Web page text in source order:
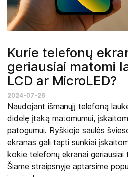
Kurie telefonų
geriausiai matomi
LCD ar MicroLED?
2024-07-26
Naudojant išmanųjį telefoną
didelę įtaką matomumui,
patogumui. Ryškioje saulės
ekranas gali tapti sunkiai
kokie telefonų ekranai geriausiai
Šiame straipsnyje aptarsime